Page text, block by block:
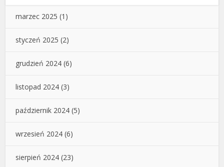
marzec 2025 (1)
styczeń 2025 (2)
grudzień 2024 (6)
listopad 2024 (3)
październik 2024 (5)
wrzesień 2024 (6)
sierpień 2024 (23)